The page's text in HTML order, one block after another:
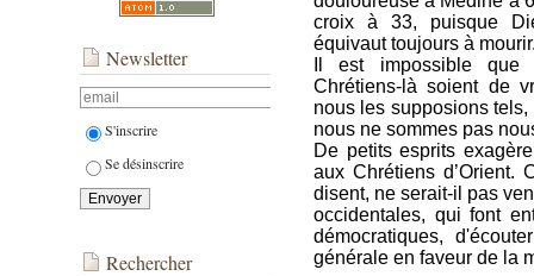
Newsletter
S'inscrire
Se désinscrire
Rechercher
croix à 33, puisque
équivaut toujours à
Il est impossible
Chrétiens-là soient de
nous les supposions
nous ne sommes pas
De petits esprits
aux Chrétiens
disent, ne serait-il pas
occidentales, qui font
démocratiques,
générale en faveur de la